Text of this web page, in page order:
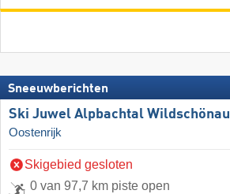
Sneeuwberichten
Ski Juwel Alpbachtal Wildschönau
Oostenrijk
Skigebied gesloten
0 van 97,7 km piste open